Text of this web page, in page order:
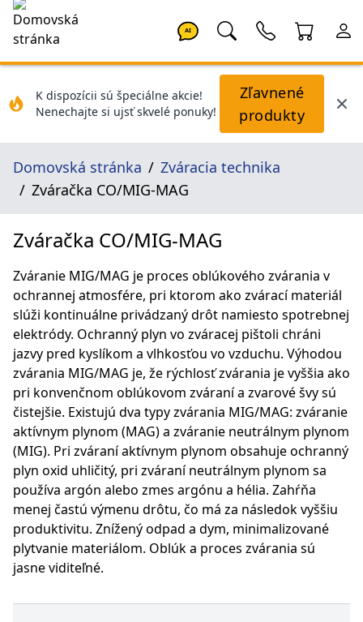
AI
K dispozícii sú špeciálne akcie!
Nenechajte si ujsť skvelé ponuky!
Zľavnené
produkty
Domovská stránka
Zváracia technika
Zváračka CO/MIG-MAG
Zváračka CO/MIG-MAG
Zváranie MIG/MAG je proces oblúkového zvárania v
ochrannej atmosfére, pri ktorom ako zvárací materiál
slúži kontinuálne privádzaný drôt namiesto spotrebnej
elektródy. Ochranný plyn vo zváracej pištoli chráni
jazvy pred kyslíkom a vlhkosťou vo vzduchu. Výhodou
zvárania MIG/MAG je, že rýchlosť zvárania je vyššia ako
pri konvenčnom oblúkovom zváraní a zvarové švy sú
čistejšie. Existujú dva typy zvárania MIG/MAG: zváranie
aktívnym plynom (MAG) a zváranie neutrálnym plynom
(MIG). Pri zváraní aktívnym plynom obsahuje ochranný
plyn oxid uhličitý, pri zváraní neutrálnym plynom sa
používa argón alebo zmes argónu a hélia. Zahŕňa
menej častú výmenu drôtu, čo má za následok vyššiu
produktivitu. Znížený odpad a dym, minimalizované
plytvanie materiálom. Oblúk a proces zvárania sú
jasne viditeľné.